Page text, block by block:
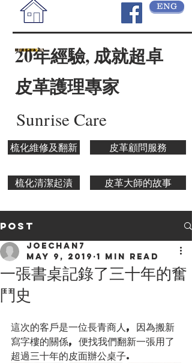
ENG
20年經驗, 成就超卓
皮革護理專家
Sunrise Care
梳化維修及翻新 皮革顧問服務
梳化清潔起漬 皮革大師的故事
Post
一張書桌記錄了三十年的奮
鬥史
joechan7
May 9, 2019 1 min read
這次的客戶是一位長青商人, 因為搬新
寫字樓的關係, 便找我們翻新一張用了
超過三十年的皮面辦公桌子.